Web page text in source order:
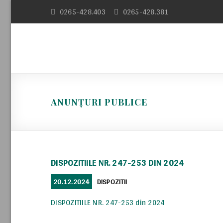
0265-428.403 0265-428.381
ANUNȚURI PUBLICE
DISPOZITIILE NR. 247-253 DIN 2024
POSTED
ON
20.12.2024 CATEGORIES
DISPOZITII
DISPOZITIILE NR. 247-253 din 2024